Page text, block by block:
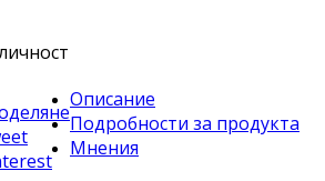
Описание
Подробности за продукта
Мнения